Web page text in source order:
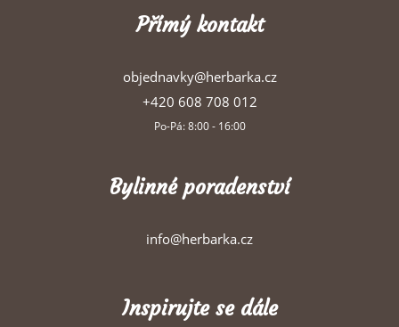
Přímý kontakt
objednavky@herbarka.cz
+420 608 708 012
Po-Pá: 8:00 - 16:00
Bylinné poradenství
info@herbarka.cz
Inspirujte se dále